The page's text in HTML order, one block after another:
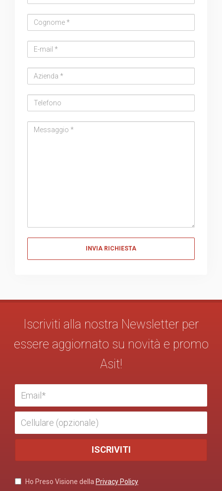
address
Iscriviti alla nostra Newsletter per
essere aggiornato su novità e promo
Asit!
Ho Preso Visione della Privacy Policy